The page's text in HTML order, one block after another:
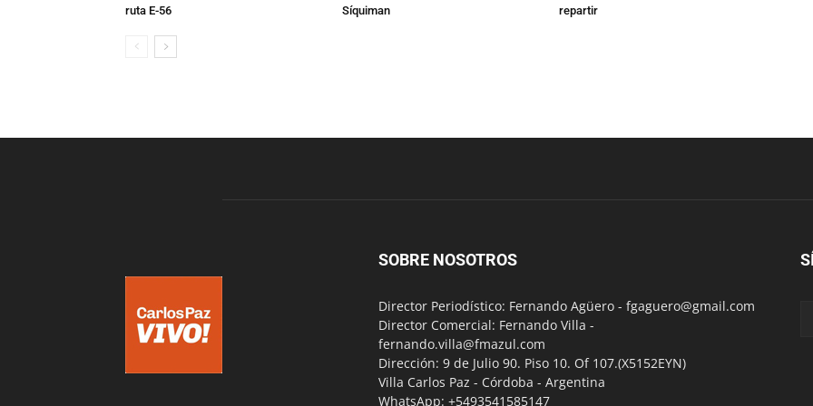
ruta E-56
Síquiman
repartir
SOBRE NOSOTROS
Director Periodístico: Fernando Agüero - fgaguero@gmail.com
Director Comercial: Fernando Villa -
fernando.villa@fmazul.com
Dirección: 9 de Julio 90. Piso 10. Of 107.(X5152EYN)
Villa Carlos Paz - Córdoba - Argentina
WhatsApp: +5493541585147